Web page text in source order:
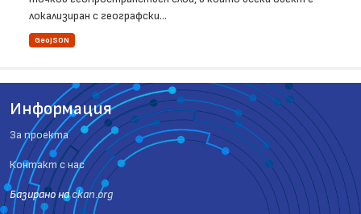
локализиран с географски...
GeoJSON
Информация
За проекта
Контакт с нас
Базиранo наckan.org